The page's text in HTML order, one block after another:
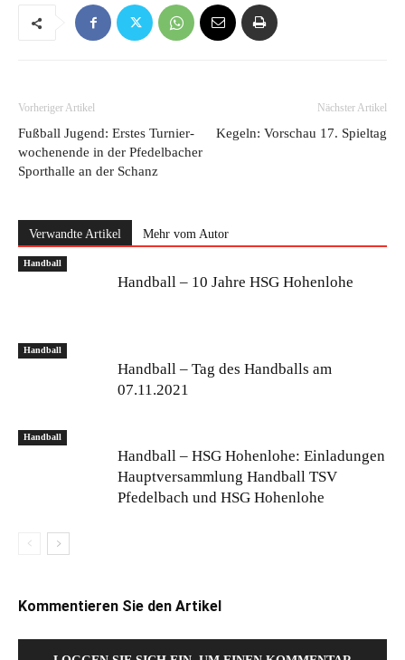
Vorheriger Artikel
Fußball Jugend: Erstes Turnier-
wochenende in der Pfedelbacher
Sporthalle an der Schanz
Nächster Artikel
Kegeln: Vorschau 17. Spieltag
Verwandte Artikel Mehr vom Autor
Handball
Handball – 10 Jahre HSG Hohenlohe
Handball
Handball – Tag des Handballs am
07.11.2021
Handball
Handball – HSG Hohenlohe: Einladungen
Hauptversammlung Handball TSV
Pfedelbach und HSG Hohenlohe
Kommentieren Sie den Artikel